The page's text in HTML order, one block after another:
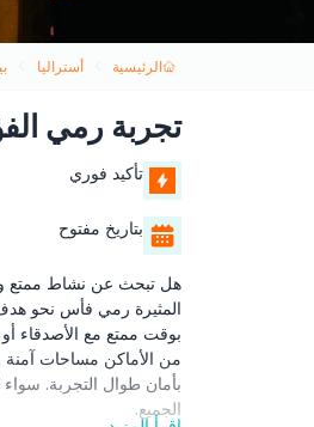
الرئيسية أستراليا
تجربة رمي
تأكيد فوري
بتاريخ مفتوح
هل تبحث عن نشاط ممتع
المثيرة رمي فأس نحو
بوقت ممتع مع الأصدقاء
من الأماكن مساحات آمنة
بأمان طوال التجربة.
الجميع.